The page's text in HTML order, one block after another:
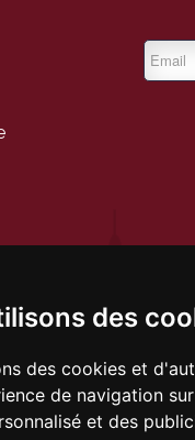
des
des cookies et
de navigation
et des
944
septembre 2006
Bruxelles